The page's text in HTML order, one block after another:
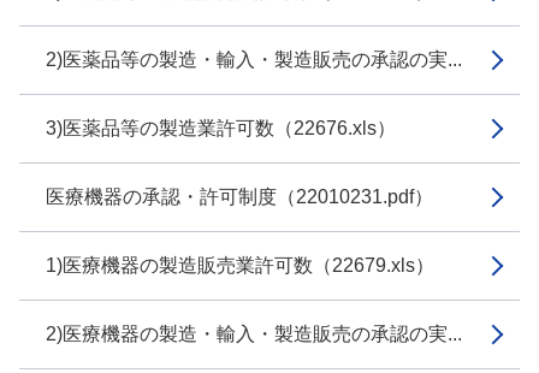
2)医薬品等の製造・輸入・製造販売の承認の実...
3)医薬品等の製造業許可数（22676.xls）
医療機器の承認・許可制度（22010231.pdf）
1)医療機器の製造販売業許可数（22679.xls）
2)医療機器の製造・輸入・製造販売の承認の実...